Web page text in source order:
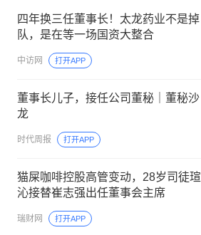
四年换三任董事长！太龙药业不是掉
队，是在等一场国资大整合
中访网 打开APP
董事长儿子，接任公司董秘｜董秘沙
龙
时代周报 打开APP
猫屎咖啡控股高管变动，28岁司徒瑄
沁接替崔志强出任董事会主席
瑞财网 打开APP